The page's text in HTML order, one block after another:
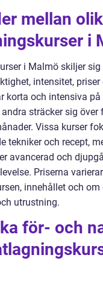
mellan
i
i Malmö skiljer
intensitet,
korta och intensiva på
sträcker sig över
Vissa kurser
tekniker och recept,
avancerad och
Priserna
innehållet och
utrustning.
för- och